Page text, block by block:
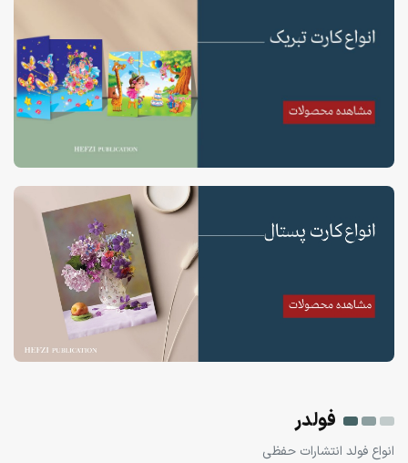
فولدر
انواع فولد انتشارات حفظی